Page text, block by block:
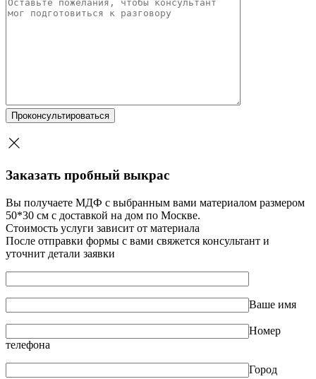
Заказать пробный выкрас
Вы получаете МДФ с выбранным вами материалом размером
50*30 см с доставкой на дом по Москве.
Стоимость услуги зависит от материала
После отправки формы с вами свяжется консультант и
уточнит детали заявки
Ваше имя
Номер
телефона
Город